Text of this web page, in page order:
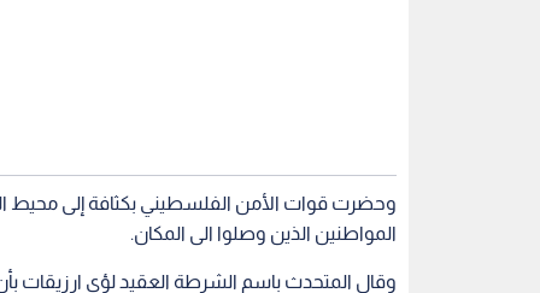
وحضرت قوات الأمن الفلسطيني بكثافة إلى محيط
المواطنين الذين وصلوا الى المكان.
وقال المتحدث باسم الشرطة العقيد لؤي ارزيقات